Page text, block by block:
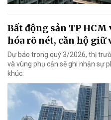
Bất động sản TP
hóa rõ nét, căn hộ giữ
Dự báo trong quý 3/2026, thị
và vùng phụ cận sẽ ghi nhận sự
khúc.